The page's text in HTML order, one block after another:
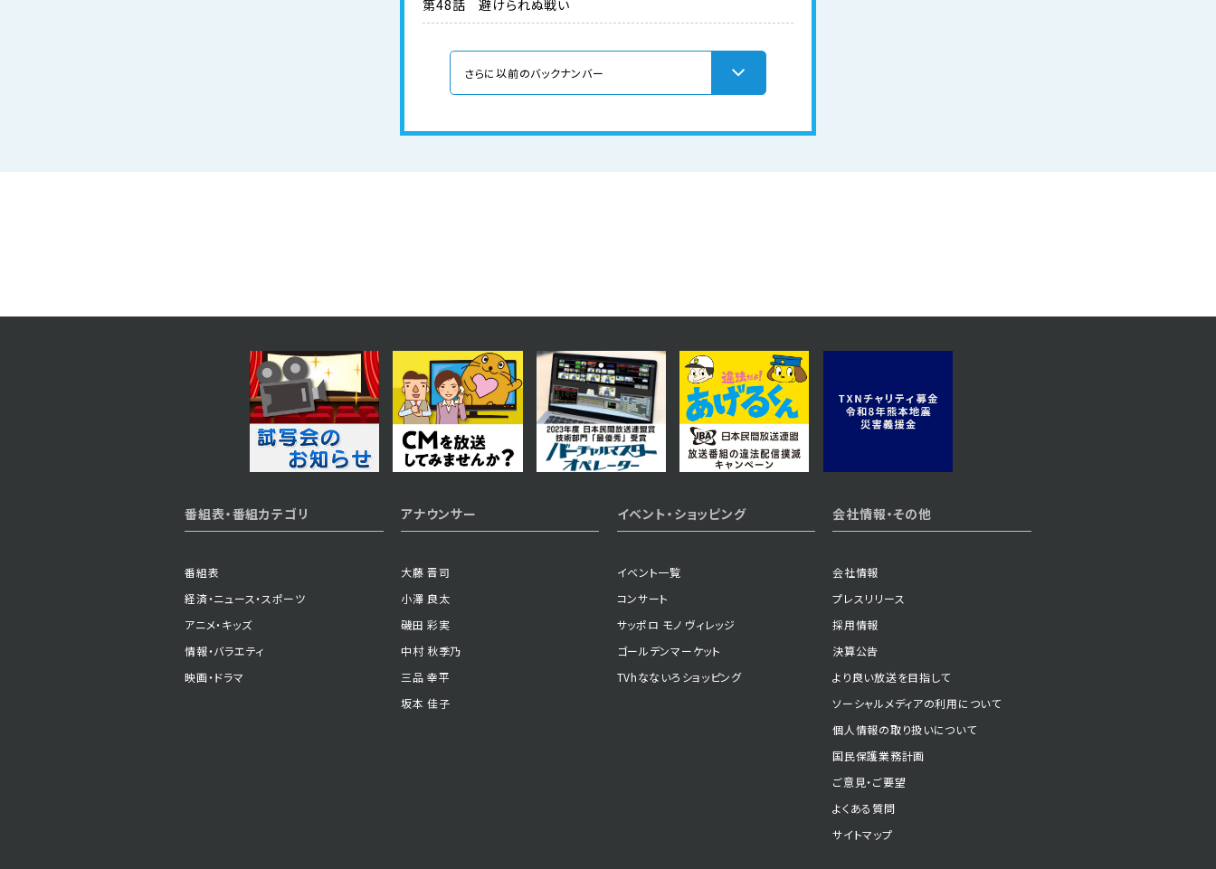
第48話 避けられぬ戦い
番組表・番組カテゴリ
番組表
経済・ニュース・スポーツ
アニメ・キッズ
情報・バラエティ
映画・ドラマ
アナウンサー
大藤 晋司
小澤 良太
磯田 彩実
中村 秋季乃
三品 幸平
坂本 佳子
イベント・ショッピング
イベント一覧
コンサート
サッポロ モノ ヴィレッジ
ゴールデンマーケット
TVhなないろショッピング
会社情報・その他
会社情報
プレスリリース
採用情報
決算公告
より良い放送を目指して
ソーシャルメディアの利用について
個人情報の取り扱いについて
国民保護業務計画
ご意見・ご要望
よくある質問
サイトマップ